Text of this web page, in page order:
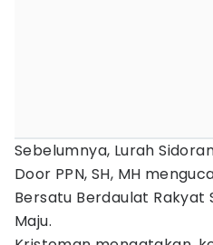
‎‎Sebelumnya, Lurah
Door PPN, SH, MH
Bersatu Berdaulat Rakyat
Maju.